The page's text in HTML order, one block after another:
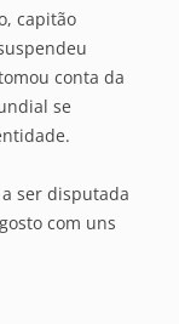
capitão
conta da
se
ser disputada
com uns